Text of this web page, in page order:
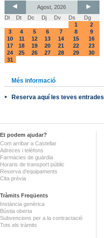
Agost, 2026
Dl
Dt Dc Dj Dv Ds
Dg
1
2
3
4 5 6 7 8
9
10
11 12 13 14 15
16
17
18 19 20 21 22
23
24
25 26 27 28 29
30
31
Més informació
Reserva aquí les teves entrades
Et podem ajudar?
Com arribar a Castellar
Adreces i telèfons
Farmàcies de guàrdia
Horaris de transport públic
Reserva d'equipaments
Cita prèvia
Tràmits Freqüents
Instància genèrica
Bústia oberta
Subvencions per a la contractació
Tots els tràmits